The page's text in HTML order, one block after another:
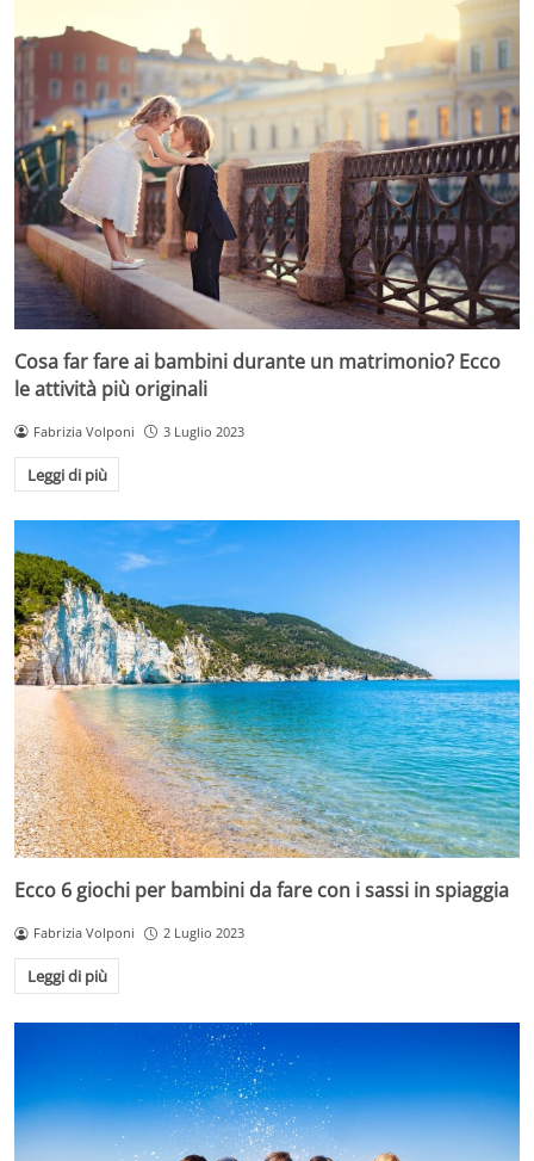
Cosa far fare ai bambini durante un matrimonio? Ecco
le attività più originali
Fabrizia Volponi 3 Luglio 2023
Leggi di più
Ecco 6 giochi per bambini da fare con i sassi in spiaggia
Fabrizia Volponi 2 Luglio 2023
Leggi di più